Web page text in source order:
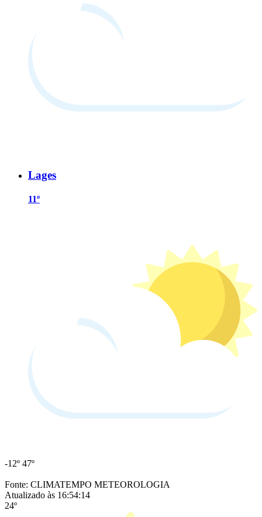
Lages
11º
-12º 47º
Fonte: CLIMATEMPO METEOROLOGIA
Atualizado às 16:54:14
24º